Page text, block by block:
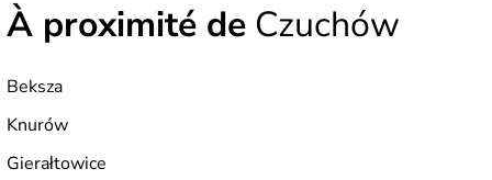
À proximité de Czuchów
Beksza
Knurów
Gierałtowice